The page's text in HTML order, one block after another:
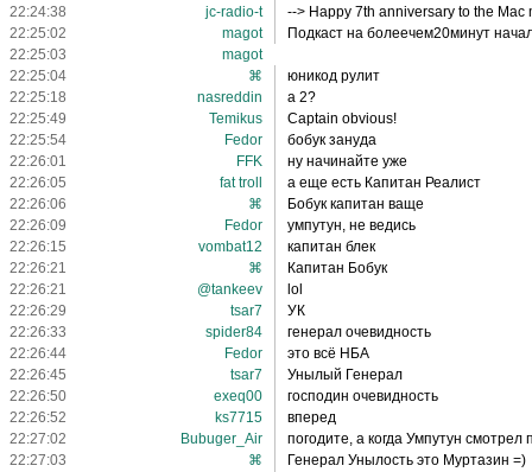
22:24:38
jc-radio-t
--> Happy 7th anniversary to the Mac
22:25:02
magot
Подкаст на болеечем20минут
22:25:03
magot
22:25:04
⌘
юникод рулит
22:25:18
nasreddin
а 2?
22:25:49
Temikus
Captain obvious!
22:25:54
Fedor
бобук зануда
22:26:01
FFK
ну начинайте уже
22:26:05
fat troll
а еще есть Капитан Реалист
22:26:06
⌘
Бобук капитан ваще
22:26:09
Fedor
умпутун, не ведись
22:26:15
vombat12
капитан блек
22:26:21
⌘
Капитан Бобук
22:26:21
@tankeev
lol
22:26:29
tsar7
УК
22:26:33
spider84
генерал очевидность
22:26:44
Fedor
это всё НБА
22:26:45
tsar7
Унылый Генерал
22:26:50
exeq00
господин очевидность
22:26:52
ks7715
вперед
22:27:02
Bubuger_Air
погодите, а когда Умпутун смотрел
22:27:03
⌘
Генерал Унылость это Муртазин =)